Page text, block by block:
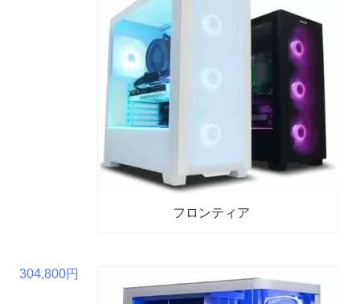
フロンティア
304,800円